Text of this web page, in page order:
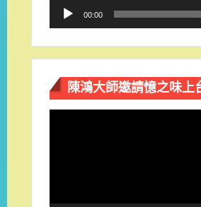
00:00
陳鴻大師邀請憶之味上